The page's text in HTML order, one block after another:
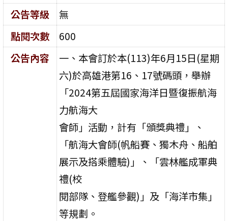
公告等級
無
點閱次數
600
公告內容
一、本會訂於本(113)年6月15日(星期
六)於高雄港第16、17號碼頭，舉辦
「2024第五屆國家海洋日暨復振航海
力航海大
會師」活動，計有「頒獎典禮」、
「航海大會師(帆船賽、獨木舟、船舶
展示及搭乘體驗)」、「雲林艦成軍典
禮(校
閱部隊、登艦參觀)」及「海洋市集」
等規劃。